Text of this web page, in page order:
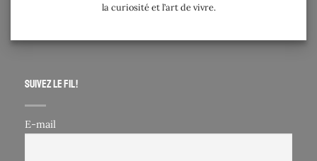
la curiosité et l’art de vivre.
Suivez le fil !
E-mail